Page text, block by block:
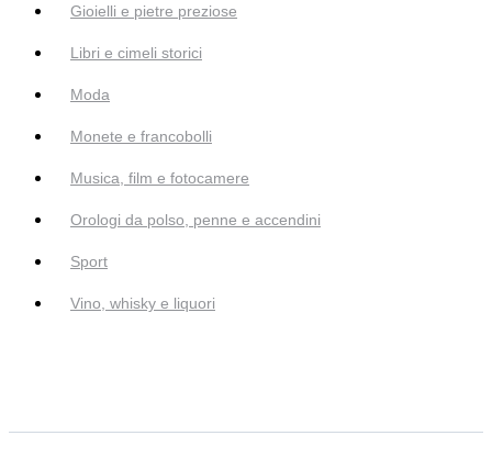
Gioielli e pietre preziose
Libri e cimeli storici
Moda
Monete e francobolli
Musica, film e fotocamere
Orologi da polso, penne e accendini
Sport
Vino, whisky e liquori